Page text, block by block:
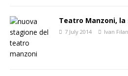
Teatro Manzoni,
7 July 2014 Ivan